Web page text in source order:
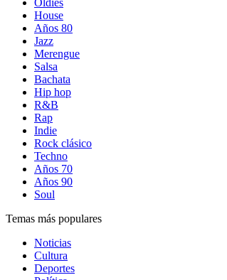
Oldies
House
Años 80
Jazz
Merengue
Salsa
Bachata
Hip hop
R&B
Rap
Indie
Rock clásico
Techno
Años 70
Años 90
Soul
Temas más populares
Noticias
Cultura
Deportes